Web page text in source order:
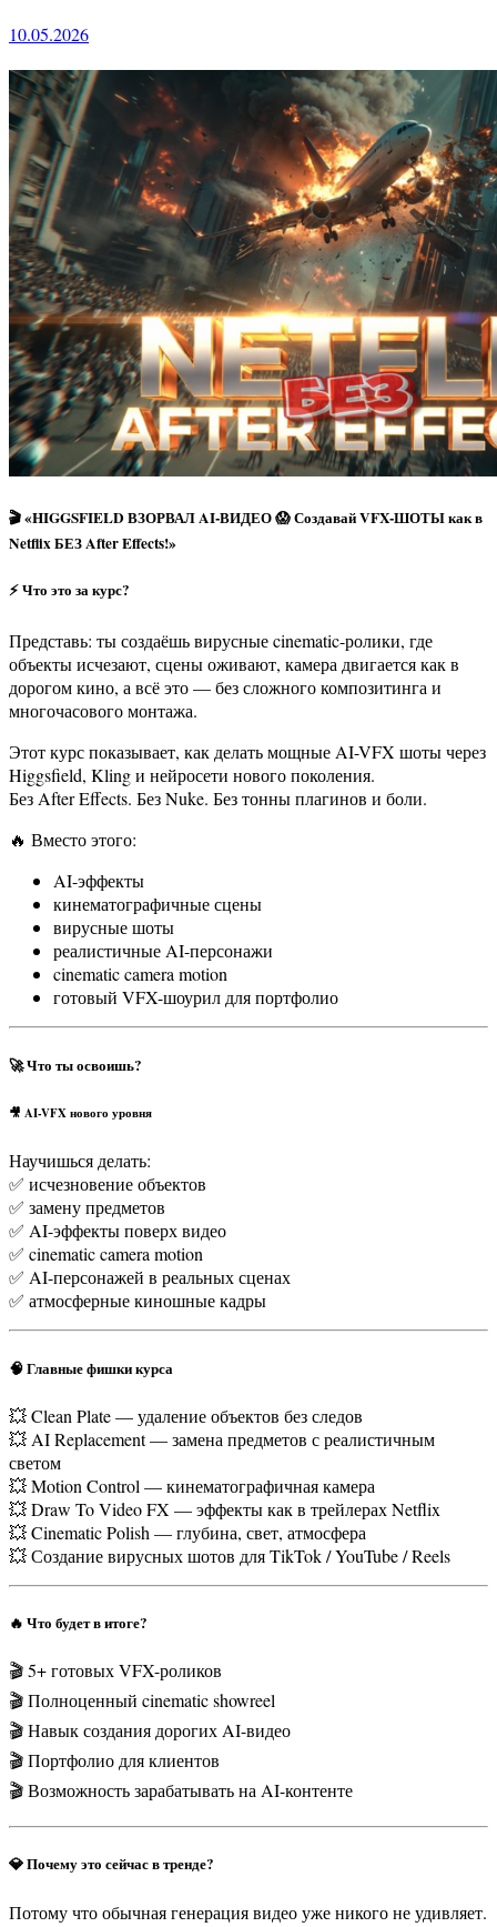
10.05.2026
🎬 «HIGGSFIELD ВЗОРВАЛ AI-ВИДЕО 😱 Создавай VFX-ШОТЫ как в
Netflix БЕЗ After Effects!»
⚡ Что это за курс?
Представь: ты создаёшь вирусные cinematic-ролики, где
объекты исчезают, сцены оживают, камера двигается как в
дорогом кино, а всё это — без сложного композитинга и
многочасового монтажа.
Этот курс показывает, как делать мощные AI-VFX шоты через
Higgsfield, Kling и нейросети нового поколения.
Без After Effects. Без Nuke. Без тонны плагинов и боли.
🔥 Вместо этого:
AI-эффекты
кинематографичные сцены
вирусные шоты
реалистичные AI-персонажи
cinematic camera motion
готовый VFX-шоурил для портфолио
🚀 Что ты освоишь?
🎥 AI-VFX нового уровня
Научишься делать:
✅ исчезновение объектов
✅ замену предметов
✅ AI-эффекты поверх видео
✅ cinematic camera motion
✅ AI-персонажей в реальных сценах
✅ атмосферные киношные кадры
🧠 Главные фишки курса
💥 Clean Plate — удаление объектов без следов
💥 AI Replacement — замена предметов с реалистичным
светом
💥 Motion Control — кинематографичная камера
💥 Draw To Video FX — эффекты как в трейлерах Netflix
💥 Cinematic Polish — глубина, свет, атмосфера
💥 Создание вирусных шотов для TikTok / YouTube / Reels
🔥 Что будет в итоге?
🎬 5+ готовых VFX-роликов
🎬 Полноценный cinematic showreel
🎬 Навык создания дорогих AI-видео
🎬 Портфолио для клиентов
🎬 Возможность зарабатывать на AI-контенте
💎 Почему это сейчас в тренде?
Потому что обычная генерация видео уже никого не удивляет.